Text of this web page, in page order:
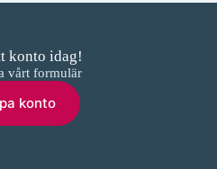
konto idag!
vårt formulär
konto